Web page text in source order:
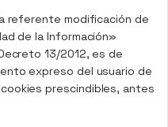
referente modificación de
de la Información»
13/2012, es de
expreso del usuario de
prescindibles, antes